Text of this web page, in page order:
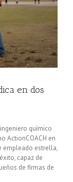
en dos
químico
ActionCOACH en
empleado estrella,
capaz de
de firmas de